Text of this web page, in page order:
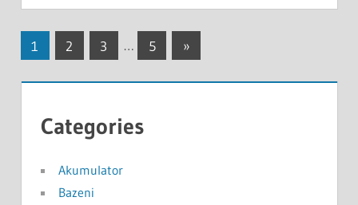
Številčenje
prispevkov
1 2 3 … 5
Next
»
Categories
Akumulator
Bazeni